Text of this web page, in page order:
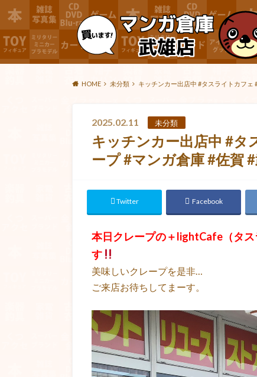
HOME 未分類 キッチンカー出店中 #タスライトカフ
2025.02.11 未分類
キッチンカー出店中 #タ
ープ #マンガ倉庫 #佐賀
Twitter Facebook
本日クレープの＋lightCafe（タ
す
美味しいクレープを是非…
ご来店お待ちしてまーす。